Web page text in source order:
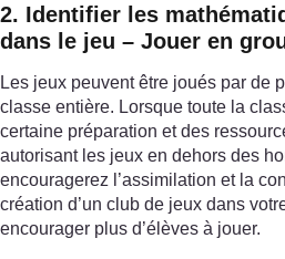
2. Identifier les
dans le jeu – Jouer en
Les jeux peuvent être joués par de
classe entière. Lorsque toute la
certaine préparation et des
autorisant les jeux en dehors des
encouragerez l’assimilation et la
création d’un club de jeux dans
encourager plus d’élèves à jouer.